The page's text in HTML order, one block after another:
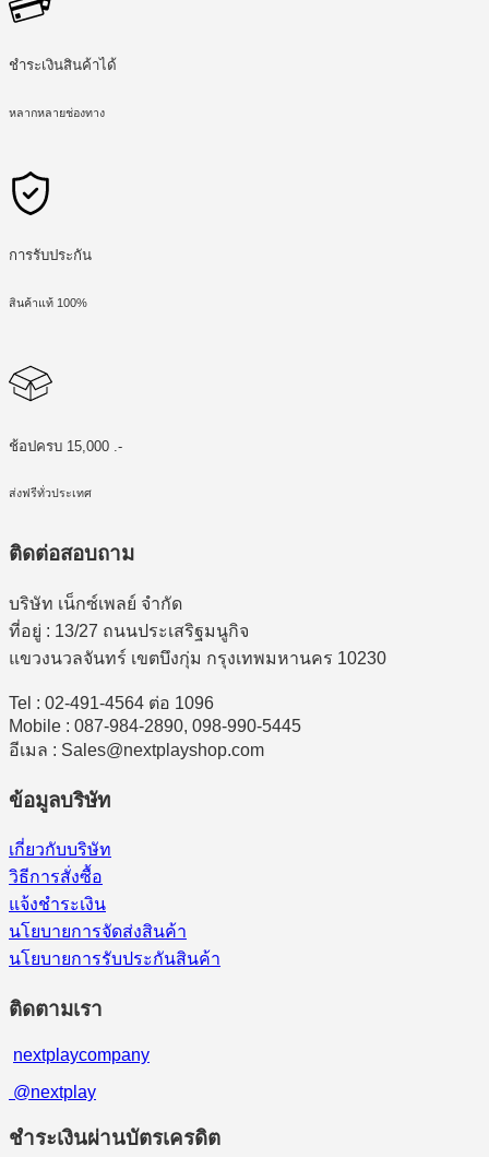
ชำระเงินสินค้าได้
หลากหลายช่องทาง
การรับประกัน
สินค้าแท้ 100%
ช้อปครบ 15,000 .-
ส่งฟรีทั่วประเทศ
ติดต่อสอบถาม
บริษัท เน็กซ์เพลย์ จำกัด
ที่อยู่ : 13/27 ถนนประเสริฐมนูกิจ
แขวงนวลจันทร์ เขตบึงกุ่ม กรุงเทพมหานคร 10230
Tel : 02-491-4564 ต่อ 1096
Mobile : 087-984-2890, 098-990-5445
อีเมล : Sales@nextplayshop.com
ข้อมูลบริษัท
เกี่ยวกับบริษัท
วิธีการสั่งซื้อ
แจ้งชำระเงิน
นโยบายการจัดส่งสินค้า
นโยบายการรับประกันสินค้า
ติดตามเรา
nextplaycompany
@nextplay
ชำระเงินผ่านบัตรเครดิต